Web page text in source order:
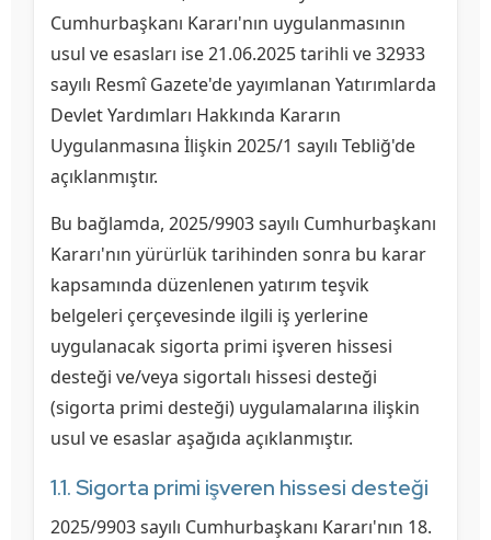
Cumhurbaşkanı Kararı'nın uygulanmasının
usul ve esasları ise 21.06.2025 tarihli ve 32933
sayılı Resmî Gazete'de yayımlanan Yatırımlarda
Devlet Yardımları Hakkında Kararın
Uygulanmasına İlişkin 2025/1 sayılı Tebliğ'de
açıklanmıştır.
Bu bağlamda, 2025/9903 sayılı Cumhurbaşkanı
Kararı'nın yürürlük tarihinden sonra bu karar
kapsamında düzenlenen yatırım teşvik
belgeleri çerçevesinde ilgili iş yerlerine
uygulanacak sigorta primi işveren hissesi
desteği ve/veya sigortalı hissesi desteği
(sigorta primi desteği) uygulamalarına ilişkin
usul ve esaslar aşağıda açıklanmıştır.
1.1. Sigorta primi işveren hissesi desteği
2025/9903 sayılı Cumhurbaşkanı Kararı'nın 18.